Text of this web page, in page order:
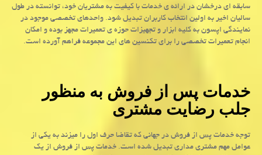
سابقه ای درخشان در ارائه ی خدمات با کیفیت به مشتریان خود، توانسته در طول
سالیان اخیر به اولین انتخاب کاربران تبدیل شود. واحدهای تخصصی موجود در
نمایندگی اپسون به کلیه ابزار و تجهیزات حوزه ی تعمیرات مجهز بوده و امکان
انجام تعمیرات تخصصی را برای تکنسین های این مجموعه فراهم آورده است.
خدمات پس از فروش به منظور
جلب رضایت مشتری
توجه خدمات پس از فروش در جهانی که تقاضا حرف اول را میزند به یکی از
عوامل مهم مشتری مداری تبدیل شده است. خدمات پس از فروش از یک